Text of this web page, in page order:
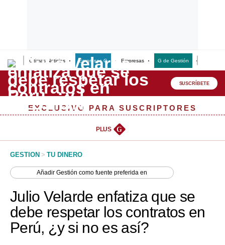
Últimas Noticias Empresas G Empresas G de Gestión
Lo último
Peru Quiosco
Management & Empleo
Perú
Política
SUSCRÍBETE
EXCLUSIVO PARA SUSCRIPTORES
PLUS G
GESTION > TU DINERO
AñadirGestión como fuente preferida en
Julio Velarde enfatiza que se
debe respetar los contratos en
Perú, ¿y si no es así?